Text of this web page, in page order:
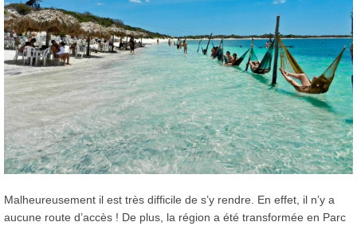
Malheureusement il est très difficile de s’y rendre. En effet, il n’y a
aucune route d’accès ! De plus, la région a été transformée en Parc